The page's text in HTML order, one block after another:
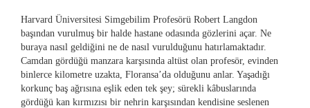
Harvard Üniversitesi Simgebilim Profesörü Robert Langdon
başından vurulmuş bir halde hastane odasında gözlerini açar. Ne
buraya nasıl geldiğini ne de nasıl vurulduğunu hatırlamaktadır.
Camdan gördüğü manzara karşısında altüst olan profesör, evinden
binlerce kilometre uzakta, Floransa’da olduğunu anlar. Yaşadığı
korkunç baş ağrısına eşlik eden tek şey; sürekli kâbuslarında
gördüğü kan kırmızısı bir nehrin karşısından kendisine seslenen